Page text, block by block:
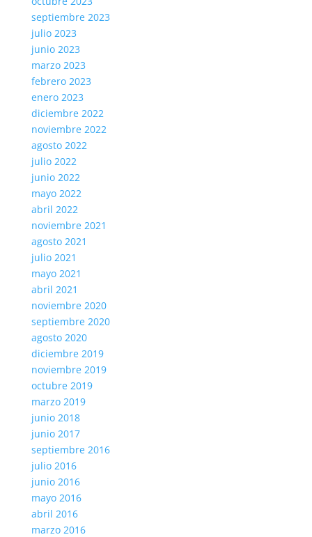
septiembre 2023
julio 2023
junio 2023
marzo 2023
febrero 2023
enero 2023
diciembre 2022
noviembre 2022
agosto 2022
julio 2022
junio 2022
mayo 2022
abril 2022
noviembre 2021
agosto 2021
julio 2021
mayo 2021
abril 2021
noviembre 2020
septiembre 2020
agosto 2020
diciembre 2019
noviembre 2019
octubre 2019
marzo 2019
junio 2018
junio 2017
septiembre 2016
julio 2016
junio 2016
mayo 2016
abril 2016
marzo 2016